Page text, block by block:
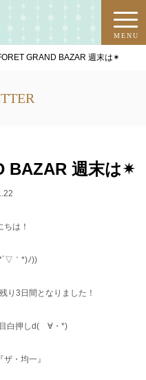
MENU
GRAND BAZAR 週末は✴︎
BAZAR 週末は✴︎
ちは！
｀*)ﾉ))
り3日間となりました！
白押しd(ゝ∀・*)
・均一』